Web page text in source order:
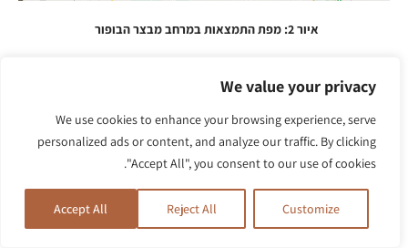
We value your privacy
We use cookies to enhance your browsing experience, serve
personalized ads or content, and analyze our traffic. By clicking
"Accept All", you consent to our use of cookies.
Customize
Reject All
Accept All
איור 2: מפת התמצאות במרחב מבצר הבופור
איור 3 נותן מושג על השליטה מהבופור על הליטני וגשר חרדלה. המבט
מופנה אל עבר המצוק שבתחתיתו ניכר הערוץ העמוק של הליטני המבצע
באזור מפנה ("ברך") צפונה. העלייה של הכוחות היא מהכיוון ההפוך (של
המתבונן) המתון יחסית.